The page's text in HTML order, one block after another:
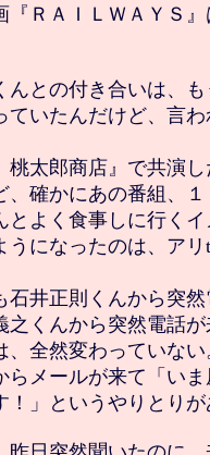
ＲＡＩＬＷＡＹＳ
との付き合いは、
ていたんだけど、言
太郎商店』で共演
、確かにあの番組、
よく食事しに行く
うになったのは、ア
井正則くんから突
之くんから突然電話
、全然変わっていない
メールが来て「い
！」というやりとり